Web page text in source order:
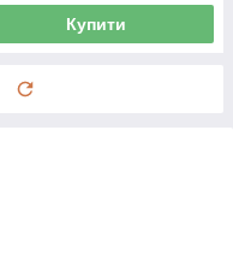
Купити